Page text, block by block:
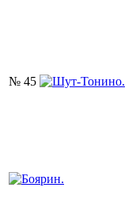
№ 45